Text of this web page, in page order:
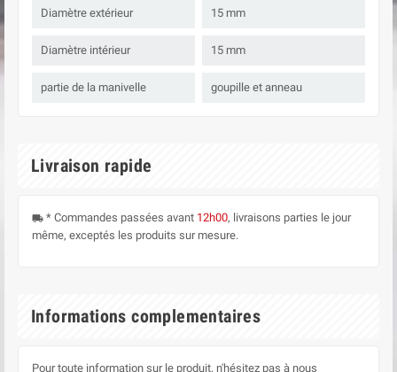
Diamètre extérieur 15 mm
Diamètre intérieur 15 mm
partie de la manivelle goupille et anneau
Livraison rapide
local_shipping * Commandes passées avant 12h00, livraisons parties le jour
même, exceptés les produits sur mesure.
Informations complementaires
Pour toute information sur le produit, n'hésitez pas à nous